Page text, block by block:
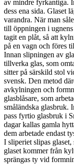
av mindre fyrkantiga.
dess ena sida. Glaset
varandra. När man
till öppningen i ugnens
tagit en plåt, så att
på en vagn och föres
Innan slipningen av
tillverka glas, som
sitter på särskild stol
svensk. Den metod
avkylningen och
glasblåsare, som
småländska glasbruk.
pass fyrtio glasbruk i
dagar kallas gamla
dem arbetade endast
I sliperiet slipas
glaset kommer från
sprängas ty vid